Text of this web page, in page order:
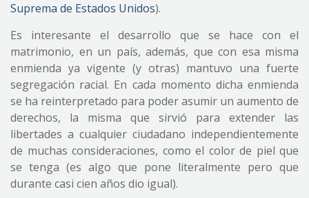
Suprema de Estados Unidos).
Es interesante el desarrollo que se hace con el
matrimonio, en un país, además, que con esa misma
enmienda ya vigente (y otras) mantuvo una fuerte
segregación racial. En cada momento dicha enmienda
se ha reinterpretado para poder asumir un aumento de
derechos, la misma que sirvió para extender las
libertades a cualquier ciudadano independientemente
de muchas consideraciones, como el color de piel que
se tenga (es algo que pone literalmente pero que
durante casi cien años dio igual).